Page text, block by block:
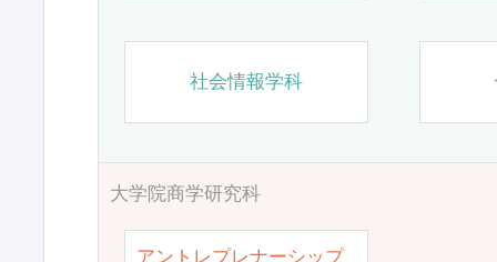
社会情報学科
大学院商学研究科
アントレプレナーシップ